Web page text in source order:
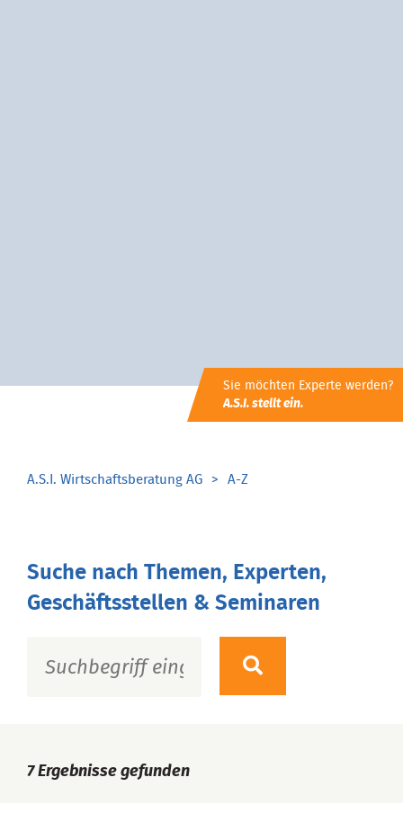
Sie möchten Experte werden?
A.S.I. stellt ein.
A.S.I. Wirtschaftsberatung AG A-Z
Suche nach Themen, Experten,
Geschäftsstellen & Seminaren
7Ergebnisse gefunden